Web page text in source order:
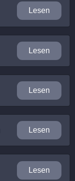
Lesen
Lesen
Lesen
Lesen
Lesen